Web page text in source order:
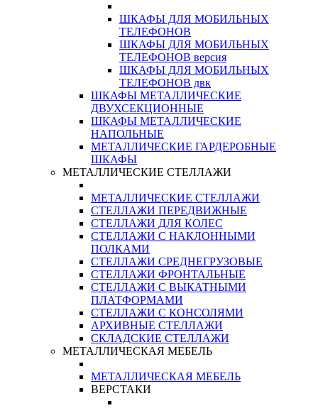
ШКАФЫ ДЛЯ МОБИЛЬНЫХ
ТЕЛЕФОНОВ
ШКАФЫ ДЛЯ МОБИЛЬНЫХ
ТЕЛЕФОНОВ версия
ШКАФЫ ДЛЯ МОБИЛЬНЫХ
ТЕЛЕФОНОВ двк
ШКАФЫ МЕТАЛЛИЧЕСКИЕ
ДВУХСЕКЦИОННЫЕ
ШКАФЫ МЕТАЛЛИЧЕСКИЕ
НАПОЛЬНЫЕ
МЕТАЛЛИЧЕСКИЕ ГАРДЕРОБНЫЕ
ШКАФЫ
МЕТАЛЛИЧЕСКИЕ СТЕЛЛАЖИ
МЕТАЛЛИЧЕСКИЕ СТЕЛЛАЖИ
СТЕЛЛАЖИ ПЕРЕДВИЖНЫЕ
СТЕЛЛАЖИ ДЛЯ КОЛЕС
СТЕЛЛАЖИ С НАКЛОННЫМИ
ПОЛКАМИ
СТЕЛЛАЖИ СРЕДНЕГРУЗОВЫЕ
СТЕЛЛАЖИ ФРОНТАЛЬНЫЕ
СТЕЛЛАЖИ С ВЫКАТНЫМИ
ПЛАТФОРМАМИ
СТЕЛЛАЖИ С КОНСОЛЯМИ
АРХИВНЫЕ СТЕЛЛАЖИ
СКЛАДСКИЕ СТЕЛЛАЖИ
МЕТАЛЛИЧЕСКАЯ МЕБЕЛЬ
МЕТАЛЛИЧЕСКАЯ МЕБЕЛЬ
ВЕРСТАКИ